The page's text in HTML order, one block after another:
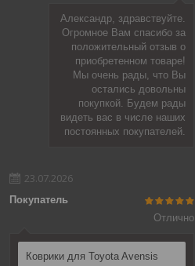
Александр, здравствуйте.
Огромное Вам спасибо за
положительный отзыв о
приобретенном товаре!
Мы очень рады, что Вы
остались довольны
покупкой. Будем рады
видеть вас в числе наших
постоянных покупателей.
23.07.2026
Покупатель
Отлично
Коврики для Toyota Avensis